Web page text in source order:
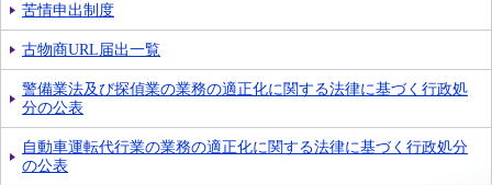
苦情申出制度
古物商URL届出一覧
警備業法及び探偵業の業務の適正化に関する法律に基づく行政処
分の公表
自動車運転代行業の業務の適正化に関する法律に基づく行政処分
の公表